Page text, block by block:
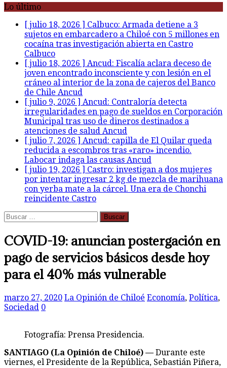
Lo último
[ julio 18, 2026 ] Calbuco: Armada detiene a 3
sujetos en embarcadero a Chiloé con 5 millones en
cocaína tras investigación abierta en Castro
Calbuco
[ julio 18, 2026 ]Ancud: Fiscalía aclara deceso de
joven encontrado inconsciente y con lesión en el
cráneo al interior de la zona de cajeros del Banco
de Chile Ancud
[ julio 9, 2026 ]Ancud: Contraloría detecta
irregularidades en pago de sueldos en Corporación
Municipal tras uso de dineros destinados a
atenciones de saludAncud
[ julio 7, 2026 ]Ancud: capilla de El Quilar queda
reducida a escombros tras «raro» incendio.
Labocar indaga las causasAncud
[ julio 19, 2026 ]Castro: investigan a dos mujeres
por intentar ingresar 2 kg de mezcla de marihuana
con yerba mate a la cárcel. Una era de Chonchi
reincidenteCastro
Buscar:
COVID-19: anuncian postergación en
pago de servicios básicos desde hoy
para el 40% más vulnerable
marzo 27, 2020 La Opinión de Chiloé Economía ,Política
Sociedad
Fotografía: Prensa Presidencia.
viernes, el Presidente de la República, Sebastián Piñera,
anunció una serie de medidas vinculadas al pago de
servicios públicos para la ciudadanía en el marco de la
pandemia COVID-19 que afecta al país.